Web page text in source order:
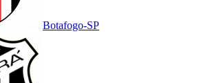
Botafogo-SP